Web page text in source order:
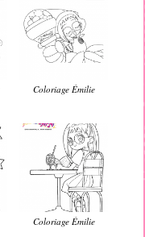
Coloriage Émilie
Coloriage Émilie